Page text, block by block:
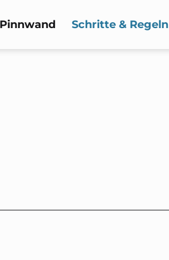
Pinnwand Schritte & Regeln